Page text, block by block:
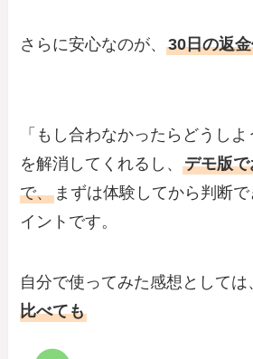
さらに安心なのが、30日の返
「もし合わなかったらどうし
を解消してくれるし、デモ版
で、 まずは体験してから判断
イントです。
自分で使ってみた感想としては
比べても